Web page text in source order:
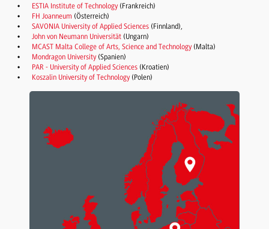
ESTIA Institute of Technology(Frankreich)
FH Joanneum (Österreich)
SAVONIA University of Applied Sciences(Finnland),
John von Neumann Universität(Ungarn)
MCAST Malta College of Arts, Science and Technology(Malta)
Mondragon University(Spanien)
PAR - University of Applied Sciences(Kroatien)
Koszalin University of Technology(Polen)